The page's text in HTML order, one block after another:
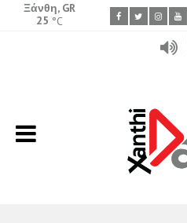
Ξάνθη, GR
25 °C